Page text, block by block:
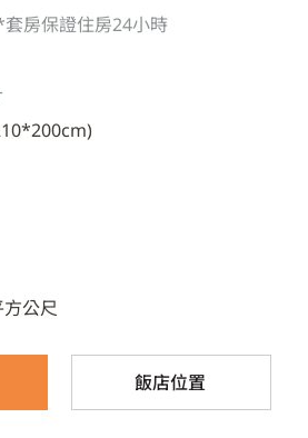
房保證住房24小時
公尺
飯店位置